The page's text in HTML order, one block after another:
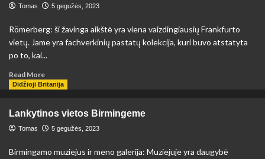
Roterdame
Tomas 5 gegužės, 2023
Römerberg: ši žavinga aikštė yra viena vaizdingiausių Frankfurto
vietų. Jame yra fachverkinių pastatų kolekcija, kuri buvo atstatyta
po to, kai...
Read MoreRead
more
vietos
Frankfurte
Didžioji Britanija
Lankytinos vietos Birmingeme
Tomas 5 gegužės, 2023
Birmingamo muziejus ir meno galerija: Muziejuje yra daugybė